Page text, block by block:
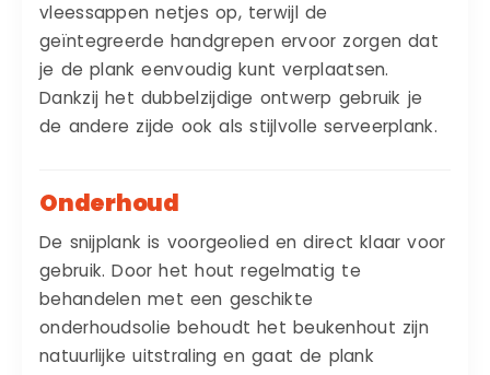
vleessappen netjes op, terwijl de
geïntegreerde handgrepen ervoor zorgen dat
je de plank eenvoudig kunt verplaatsen.
Dankzij het dubbelzijdige ontwerp gebruik je
de andere zijde ook als stijlvolle serveerplank.
Onderhoud
De snijplank is voorgeolied en direct klaar voor
gebruik. Door het hout regelmatig te
behandelen met een geschikte
onderhoudsolie behoudt het beukenhout zijn
natuurlijke uitstraling en gaat de plank